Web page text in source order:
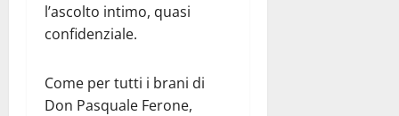
l’ascolto intimo, quasi
confidenziale.
Come per tutti i brani di
Don Pasquale Ferone,